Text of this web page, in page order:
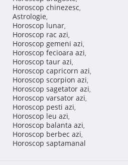
Horoscop chinezesc,
Astrologie,
Horoscop lunar,
Horoscop rac azi,
Horoscop gemeni azi,
Horoscop fecioara azi,
Horoscop taur azi,
Horoscop capricorn azi,
Horoscop scorpion azi,
Horoscop sagetator azi,
Horoscop varsator azi,
Horoscop pesti azi,
Horoscop leu azi,
Horoscop balanta azi,
Horoscop berbec azi,
Horoscop saptamanal